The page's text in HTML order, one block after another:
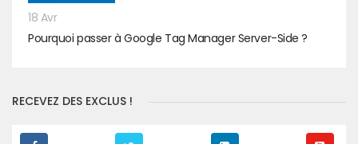
18 Avr
Pourquoi passer à Google Tag Manager Server-Side ?
RECEVEZ DES EXCLUS !